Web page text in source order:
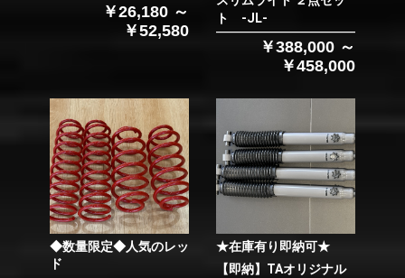
￥26,180 ～
￥52,580
ト -JL-
￥388,000 ～
￥458,000
◆数量限定◆人気のレッ
ド
★在庫有り即納可★
【即納】TAオリジナル